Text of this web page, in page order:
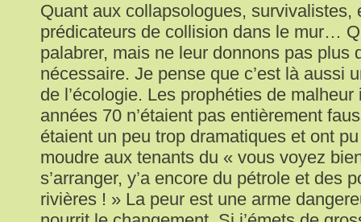
Quant aux collapsologues, survivalistes,
prédicateurs de collision dans le mur…
palabrer, mais ne leur donnons pas plus
nécessaire. Je pense que c’est là aussi
de l’écologie. Les prophéties de
années 70 n’étaient pas entièrement
étaient un peu trop dramatiques et ont
moudre aux tenants du « vous voyez
s’arranger, y’a encore du pétrole et des
rivières ! » La peur est une arme